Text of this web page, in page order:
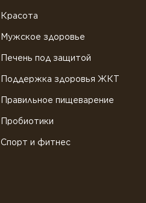
Красота
Мужское здоровье
Печень под защитой
Поддержка здоровья ЖКТ
Правильное пищеварение
Пробиотики
Спорт и фитнес